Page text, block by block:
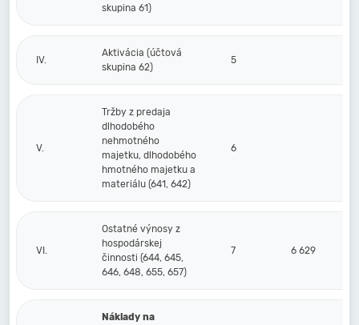
skupina 61)
IV.
Aktivácia (účtová
skupina 62)
5
V.
Tržby z predaja
dlhodobého
nehmotného
majetku, dlhodobého
hmotného majetku a
materiálu (641, 642)
6
VI.
Ostatné výnosy z
hospodárskej
činnosti (644, 645,
646, 648, 655, 657)
7 6 629
Náklady na